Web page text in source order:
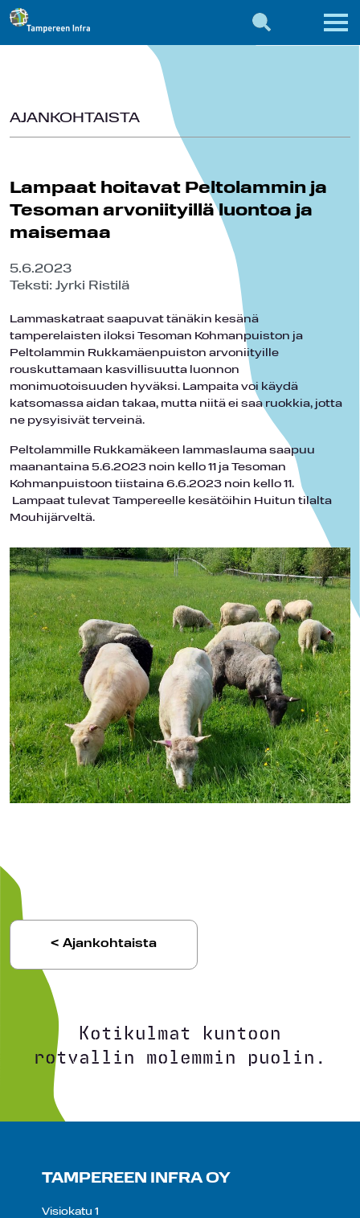
AJANKOHTAISTA
Lampaat hoitavat Peltolammin ja
Tesoman arvoniityillä luontoa ja
maisemaa
5.6.2023
Teksti: Jyrki Ristilä
Lammaskatraat saapuvat tänäkin kesänä
tamperelaisten iloksi Tesoman Kohmanpuiston ja
Peltolammin Rukkamäenpuiston arvoniityille
rouskuttamaan kasvillisuutta luonnon
monimuotoisuuden hyväksi. Lampaita voi käydä
katsomassa aidan takaa, mutta niitä ei saa ruokkia, jotta
ne pysyisivät terveinä.
Peltolammille Rukkamäkeen lammaslauma saapuu
maanantaina 5.6.2023 noin kello 11 ja Tesoman
Kohmanpuistoon tiistaina 6.6.2023 noin kello 11.
Lampaat tulevat Tampereelle kesätöihin Huitun tilalta
Mouhijärveltä.
< Ajankohtaista
Kotikulmat kuntoon
rotvallin molemmin puolin.
TAMPEREEN INFRA OY
Visiokatu 1